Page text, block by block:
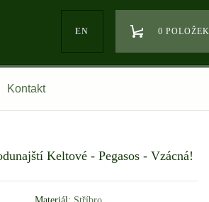
EN 0 POLOŽEK
Kontakt
Keltové - Pegasos - Vzácná!
Materiál: Stříbro